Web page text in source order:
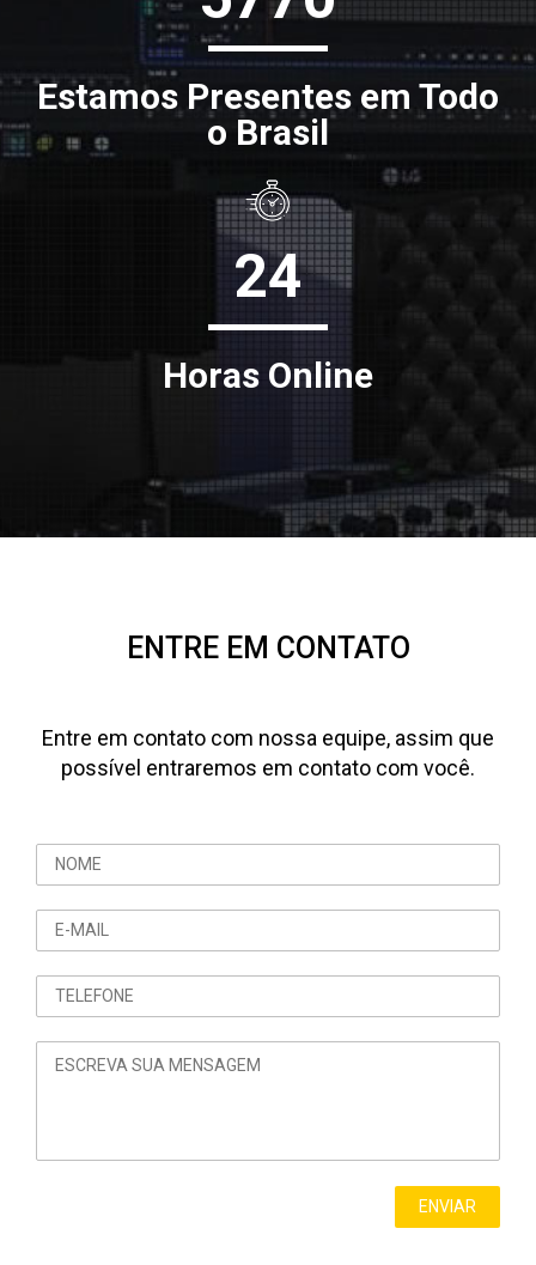
Estamos Presentes em Todo
o Brasil
24
Horas Online
ENTRE EM CONTATO
Entre em contato com nossa equipe, assim que
possível entraremos em contato com você.